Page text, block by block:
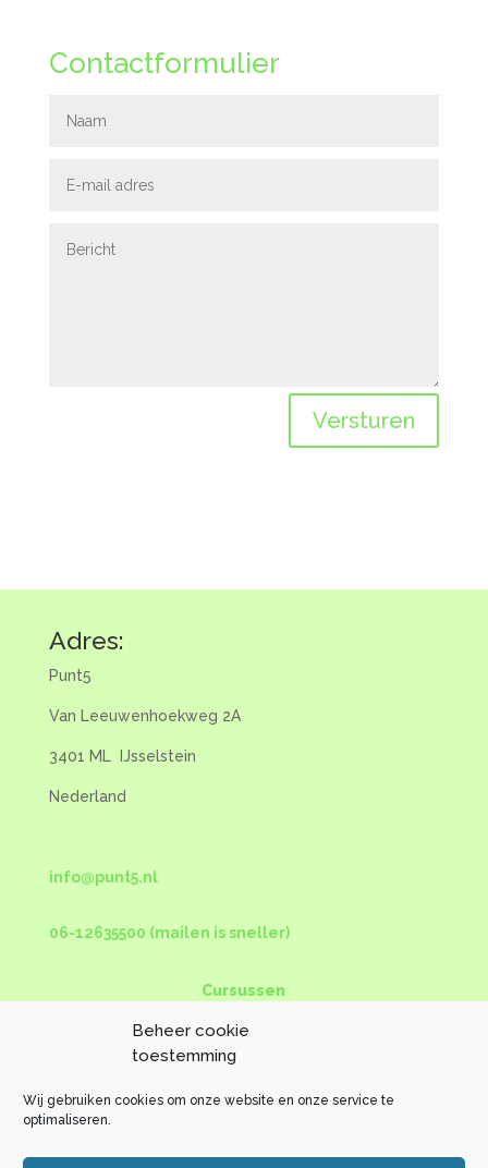
Beheer cookie
toestemming
Wij gebruiken cookies om onze website en onze service te
optimaliseren.
Contactformulier
Versturen
Adres:
Punt5
Van Leeuwenhoekweg 2A
3401 ML IJsselstein
Nederland
info@punt5.nl
06-12635500 (mailen is sneller)
Cursussen
Webshop